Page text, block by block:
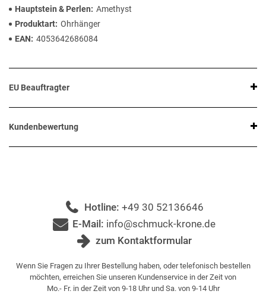
Hauptstein & Perlen
Amethyst
Produktart Ohrhänger
EAN
4053642686084
EU Beauftragter
Kundenbewertung
Hotline: +49 30 52136646
E-Mail: info@schmuck-krone.de
zum Kontaktformular
Wenn Sie Fragen zu Ihrer Bestellung haben, oder telefonisch bestellen
möchten, erreichen Sie unseren Kundenservice in der Zeit von
Mo.- Fr. in der Zeit von 9-18 Uhr und Sa. von 9-14 Uhr